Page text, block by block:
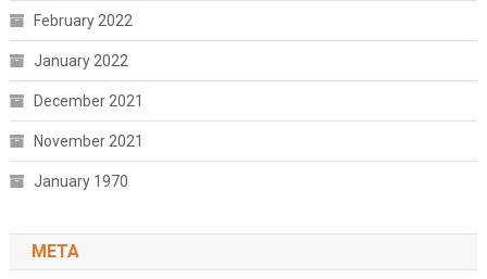
February 2022
January 2022
December 2021
November 2021
January 1970
META